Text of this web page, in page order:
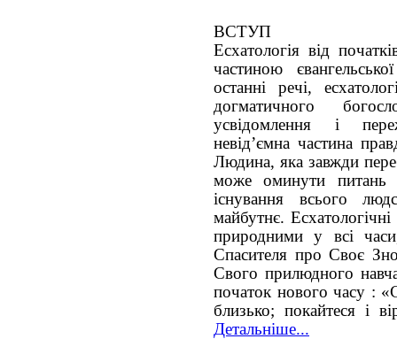
ВСТУП
Есхатологія від
частиною
останні речі,
догматичного
усвідомлення і
невід’ємна частина
Людина, яка завжди
може оминути питань
існування всього
майбутнє.
природними у всі
Спасителя про Своє
Свого прилюдного
початок нового часу :
близько; покайтеся і
Детальніше...